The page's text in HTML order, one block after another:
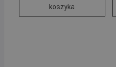
koszyka